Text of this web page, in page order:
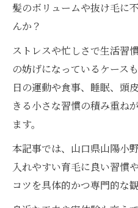
髪のボリュームや抜け毛に
んか？
ストレスや忙しさで生活習
の妨げになっているケース
日の運動や食事、睡眠、頭
きる小さな習慣の積み重ね
ます。
本記事では、山口県山陽小
入れやすい育毛に良い習慣
コツを具体的かつ専門的な